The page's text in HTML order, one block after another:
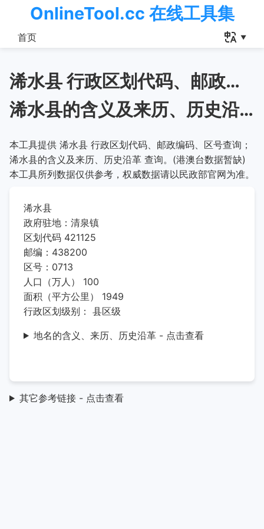
OnlineTool.cc 在线工具集
首页
浠水县 行政区划代码、邮政编码、区号查询
浠水县的含义及来历、历史沿革
本工具提供 浠水县 行政区划代码、邮政编码、区号查询；
浠水县的含义及来历、历史沿革 查询。(港澳台数据暂缺)
本工具所列数据仅供参考，权威数据请以民政部官网为准。
浠水县
政府驻地：清泉镇
区划代码 421125
邮编：438200
区号：0713
人口（万人） 100
面积（平方公里） 1949
行政区划级别： 县区级
地名的含义、来历、历史沿革 - 点击查看
其它参考链接 - 点击查看